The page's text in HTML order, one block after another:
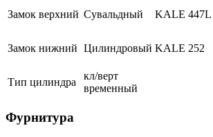
Замок верхний Сувальдный KALE 447L
Замок нижний Цилиндровый KALE 252
Тип цилиндра
кл/верт
временный
Фурнитура